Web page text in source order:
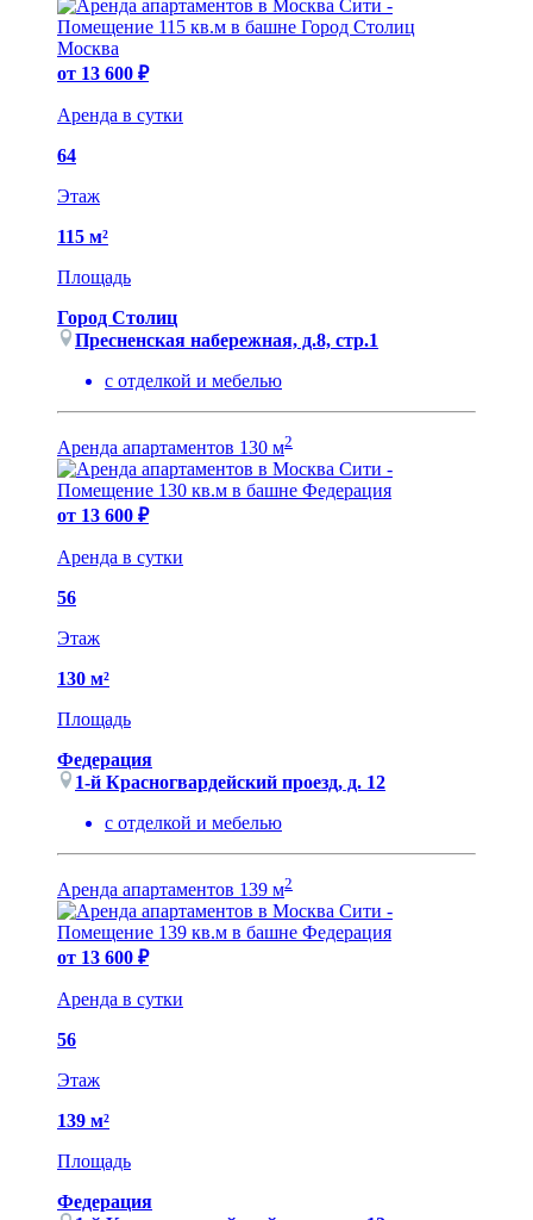
от 13 600 ₽
Аренда в сутки
64
Этаж
115 м²
Площадь
Город Столиц
Пресненская набережная, д.8, cтр.1
с отделкой и мебелью
Аренда апартаментов 130 м2
от 13 600 ₽
Аренда в сутки
56
Этаж
130 м²
Площадь
Федерация
1-й Красногвардейский проезд, д. 12
с отделкой и мебелью
Аренда апартаментов 139 м2
от 13 600 ₽
Аренда в сутки
56
Этаж
139 м²
Площадь
Федерация